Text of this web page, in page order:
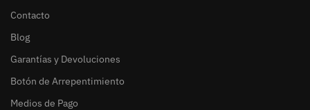
Contacto
Blog
Garantías y Devoluciones
Botón de Arrepentimiento
Medios de Pago